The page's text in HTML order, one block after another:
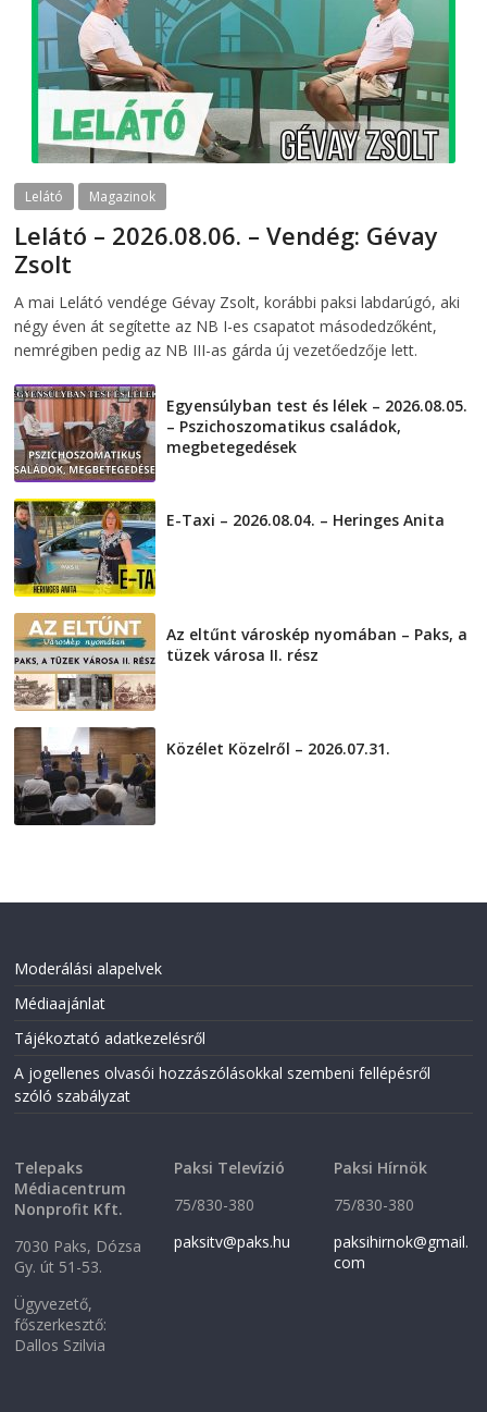
Lelátó Magazinok
Lelátó – 2026.08.06. – Vendég: Gévay
Zsolt
A mai Lelátó vendége Gévay Zsolt, korábbi paksi labdarúgó, aki
négy éven át segítette az NB I-es csapatot másodedzőként,
nemrégiben pedig az NB III-as gárda új vezetőedzője lett.
Egyensúlyban test és lélek – 2026.08.05.
– Pszichoszomatikus családok,
megbetegedések
E-Taxi – 2026.08.04. – Heringes Anita
Az eltűnt városkép nyomában – Paks, a
tüzek városa II. rész
Közélet Közelről – 2026.07.31.
Moderálási alapelvek
Médiaajánlat
Tájékoztató adatkezelésről
A jogellenes olvasói hozzászólásokkal szembeni fellépésről
szóló szabályzat
Telepaks
Médiacentrum
Nonprofit Kft.
7030 Paks, Dózsa
Gy. út 51-53.
Ügyvezető,
főszerkesztő:
Dallos Szilvia
Paksi Televízió
75/830-380
paksitv@paks.hu
Paksi Hírnök
75/830-380
paksihirnok@gmail.
com